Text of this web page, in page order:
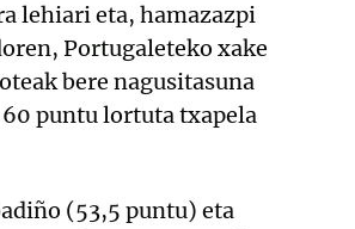
lehiari eta, hamazazpi
Portugaleteko xake
bere nagusitasuna
puntu lortuta txapela
(53,5 puntu) eta